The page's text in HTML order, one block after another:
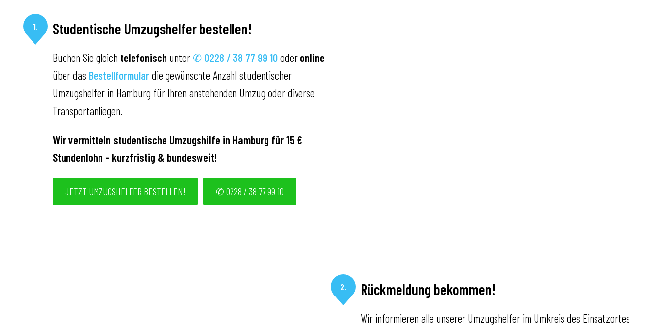
1. Studentische Umzugshelfer bestellen!
Buchen Sie gleich telefonisch unter ✆ 0228 / 38 77 99 10oder online
über das Bestellformulardie gewünschte Anzahl studentischer
Umzugshelfer in Hamburg für Ihren anstehenden Umzug oder diverse
Transportanliegen.
Wir vermitteln studentische Umzugshilfe in Hamburg für 15 €
Stundenlohn - kurzfristig & bundesweit!
JETZT UMZUGSHELFER BESTELLEN! ✆ 0228 / 38 77 99 10
2. Rückmeldung bekommen!
Wir informieren alle unserer Umzugshelfer im Umkreis des Einsatzortes